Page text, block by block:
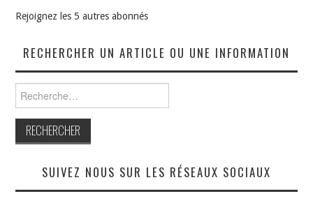
Rejoignez les 5 autres abonnés
RECHERCHER UN ARTICLE OU UNE INFORMATION
SUIVEZ NOUS SUR LES RÉSEAUX SOCIAUX